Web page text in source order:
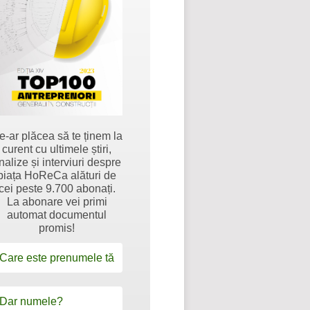
ar plăcea să te ținem la
curent cu ultimele știri,
și interviuri despre
HoReCa alături de
peste 9.700 abonați.
La abonare vei primi
automat documentul
promis!